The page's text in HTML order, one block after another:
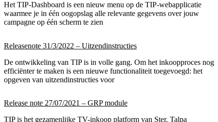
Het TIP-Dashboard is een nieuw menu op de TIP-webapplicatie
waarmee je in één oogopslag alle relevante gegevens over jouw
campagne op één scherm te zien
Releasenote 31/3/2022 – Uitzendinstructies
De ontwikkeling van TIP is in volle gang. Om het inkoopproces nog
efficiënter te maken is een nieuwe functionaliteit toegevoegd: het
opgeven van uitzendinstructies voor
Release note 27/07/2021 – GRP module
TIP is het gezamenlijke TV-inkoop platform van Ster, Talpa